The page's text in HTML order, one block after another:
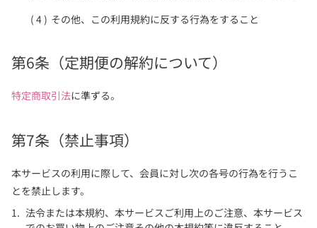
その他、この利用規約に反する行為をすること
第6条（定期便の解約について）
特定商取引法に準ずる。
第7条（禁止事項）
本サービスの利用に際して、会員に対し次の各号の行為を行うこ
とを禁止します。
法令または本規約、本サービスご利用上のご注意、本サービス